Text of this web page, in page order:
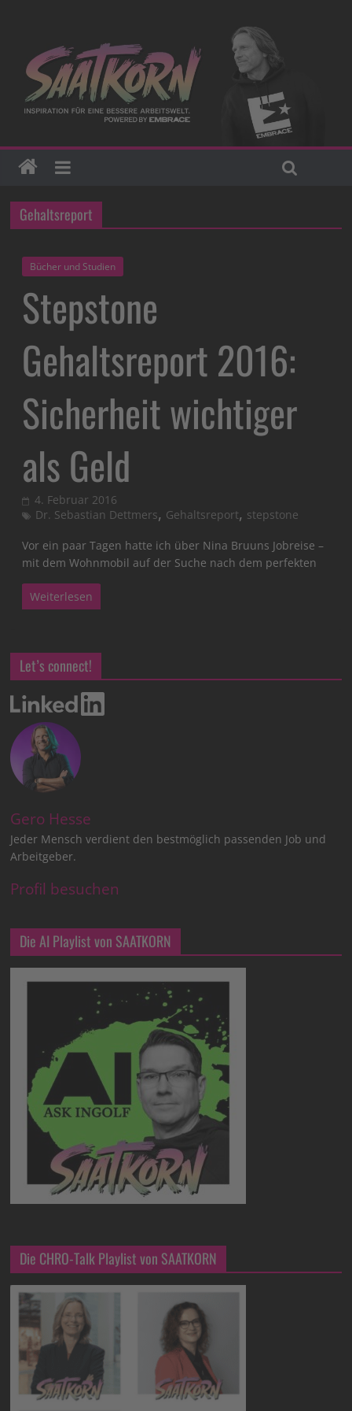
Gehaltsreport
Bücher und Studien
Stepstone
Gehaltsreport 2016:
Sicherheit wichtiger
als Geld
4. Februar 2016
Dr. Sebastian Dettmers, Gehaltsreport, stepstone
Vor ein paar Tagen hatte ich über Nina Bruuns Jobreise –
mit dem Wohnmobil auf der Suche nach dem perfekten
Weiterlesen
Let’s connect!
Gero Hesse
Jeder Mensch verdient den bestmöglich passenden Job und
Arbeitgeber.
Profil besuchen
Die AI Playlist von SAATKORN
Die CHRO-Talk Playlist von SAATKORN